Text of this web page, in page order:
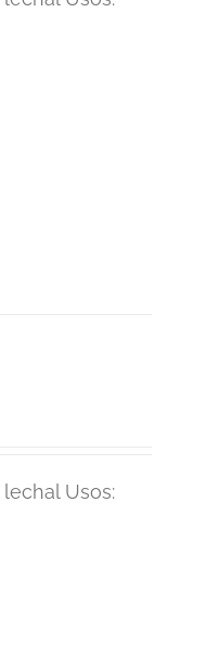
Usos: